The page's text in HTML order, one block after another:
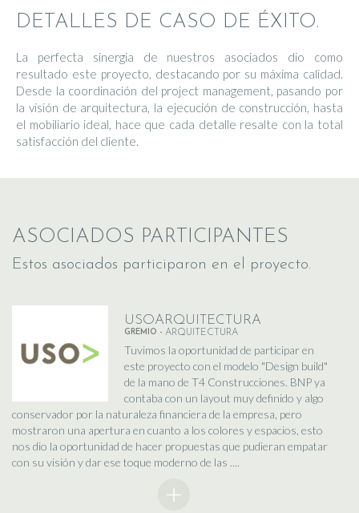
DETALLES DE CASO DE ÉXITO.
La perfecta sinergia de nuestros asociados dio como
resultado este proyecto, destacando por su máxima calidad.
Desde la coordinación del project management, pasando por
la visión de arquitectura, la ejecución de construcción, hasta
el mobiliario ideal, hace que cada detalle resalte con la total
satisfacción del cliente.
ASOCIADOS PARTICIPANTES
Estos asociados participaron en el proyecto.
USOARQUITECTURA
GREMIO - ARQUITECTURA
Tuvimos la oportunidad de participar en
este proyecto con el modelo "Design build"
de la mano de T4 Construcciones. BNP ya
contaba con un layout muy definido y algo
conservador por la naturaleza financiera de la empresa, pero
mostraron una apertura en cuanto a los colores y espacios, esto
nos dio la oportunidad de hacer propuestas que pudieran empatar
con su visión y dar ese toque moderno de las ....